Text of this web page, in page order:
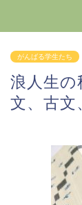
がんばる学生たち
浪人生の
文、古文